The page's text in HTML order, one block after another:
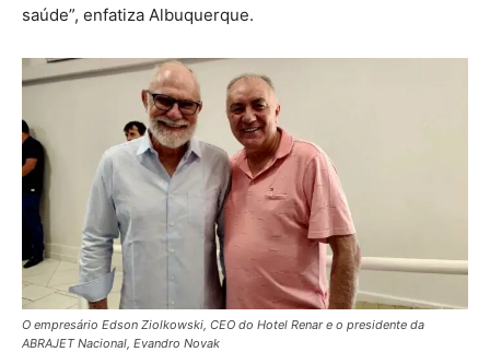
saúde”, enfatiza Albuquerque.
O empresário Edson Ziolkowski, CEO do Hotel Renar e o presidente da
ABRAJET Nacional, Evandro Novak